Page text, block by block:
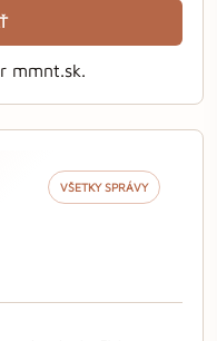
mmnt.sk.
VŠETKY SPRÁVY